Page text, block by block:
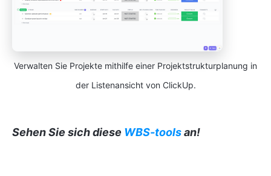
Verwalten Sie Projekte mithilfe einer Projektstrukturplanung in
der Listenansicht von ClickUp.
Sehen Sie sich diese WBS-toolsan!